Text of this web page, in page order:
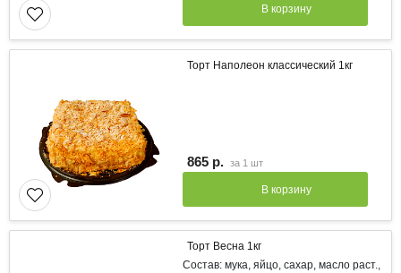
В корзину
Торт Наполеон классический 1кг
865 р. за 1 шт
В корзину
Торт Весна 1кг
Состав: мука, яйцо, сахар, масло раст.,